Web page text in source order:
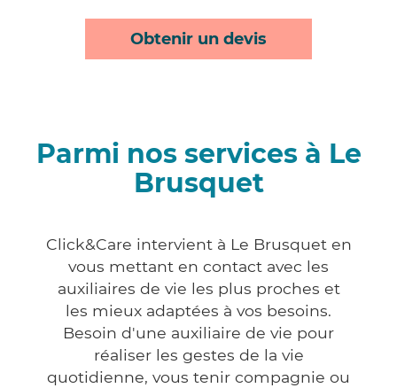
Obtenir un devis
Parmi nos services à Le
Brusquet
Click&Care intervient à Le Brusquet en
vous mettant en contact avec les
auxiliaires de vie les plus proches et
les mieux adaptées à vos besoins.
Besoin d'une auxiliaire de vie pour
réaliser les gestes de la vie
quotidienne, vous tenir compagnie ou